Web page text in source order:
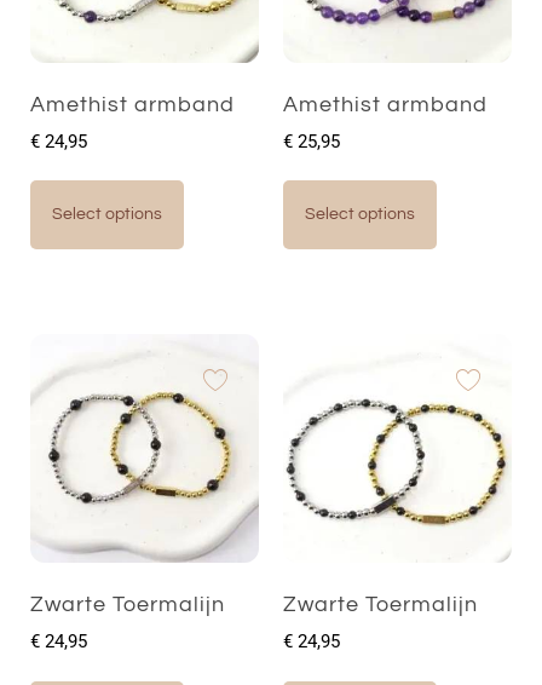
Amethist armband
€ 24,95
Select options
Amethist armband
€ 25,95
Select options
Zwarte Toermalijn
€ 24,95
Zwarte Toermalijn
€ 24,95